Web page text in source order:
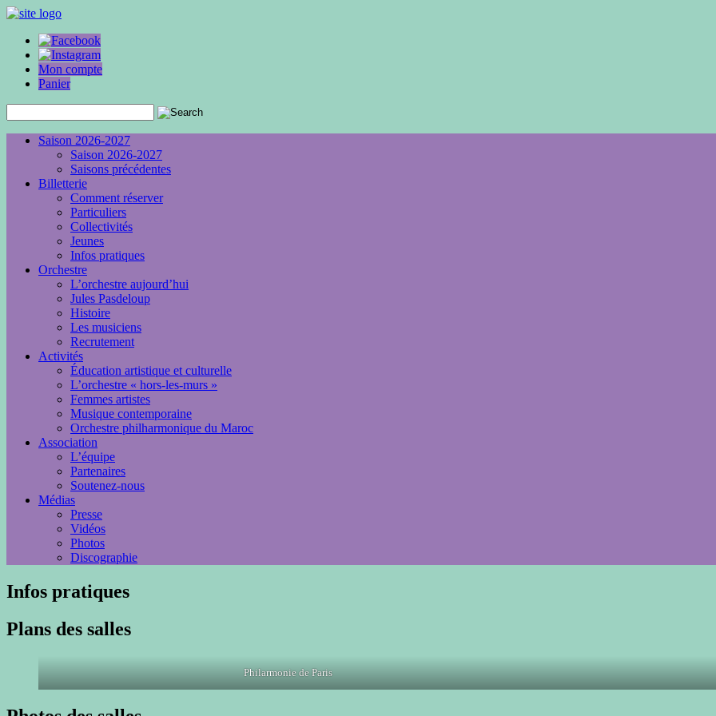
Mon compte
Panier
Saison 2026-2027
Saison 2026-2027
Saisons précédentes
Billetterie
Comment réserver
Particuliers
Collectivités
Jeunes
Infos pratiques
Orchestre
L’orchestre aujourd’hui
Jules Pasdeloup
Histoire
Les musiciens
Recrutement
Activités
Éducation artistique et culturelle
L’orchestre « hors-les-murs »
Femmes artistes
Musique contemporaine
Orchestre philharmonique du Maroc
Association
L’équipe
Partenaires
Soutenez-nous
Médias
Presse
Vidéos
Photos
Discographie
Infos pratiques
Plans des salles
Philarmonie de Paris